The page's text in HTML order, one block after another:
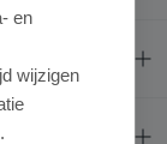
en
wijzigen